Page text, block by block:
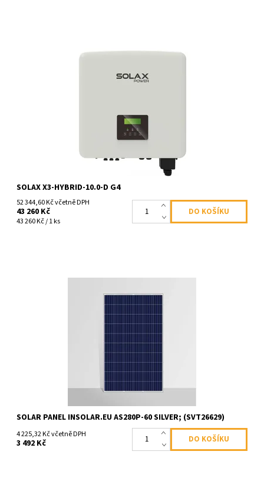
Elektroměr NENÍ v obsahu dodávky. Solax pocket wifi 3.0 NENÍ v
obsahu balení. Tento měnič disponuje rychlým nabíjením a
SOLAX X3-HYBRID-10.0-D G4
52 344,60 Kč včetně DPH
43 260 Kč
43 260 Kč / 1 ks
Polykrystalický solární panel s výkonem 280 Wp, 60
článků, účinnost 18,2 %, stříbrný rám.
Skladem >100 ks
AS280P-60
SOLAR PANEL INSOLAR.EU AS280P-60 SILVER; (SVT26629)
4 225,32 Kč včetně DPH
3 492 Kč